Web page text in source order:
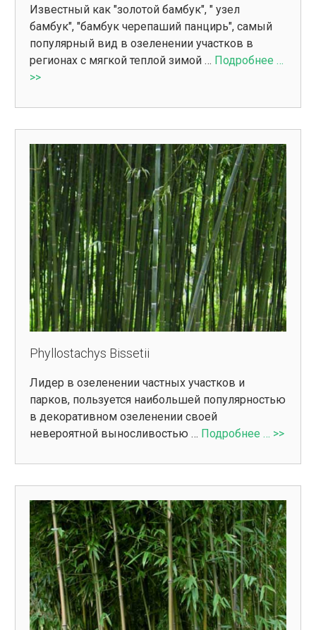
Известный как "золотой бамбук", " узел
бамбук", "бамбук черепаший панцирь", самый
популярный вид в озеленении участков в
регионах с мягкой теплой зимой … Подробнее …
>>
Phyllostachys Bissetii
Лидер в озеленении частных участков и
парков, пользуется наибольшей популярностью
в декоративном озеленении своей
невероятной выносливостью … Подробнее … >>